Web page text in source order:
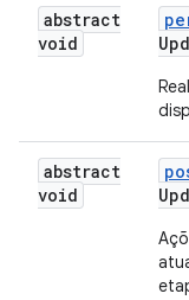
abstract
void
abstract
void